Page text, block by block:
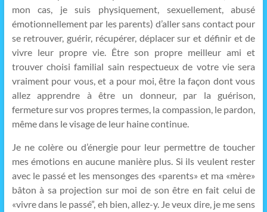
mon cas, je suis physiquement, sexuellement, abusé
émotionnellement par les parents) d’aller sans contact pour
se retrouver, guérir, récupérer, déplacer sur et définir et de
vivre leur propre vie. Être son propre meilleur ami et
trouver choisi familial sain respectueux de votre vie sera
vraiment pour vous, et a pour moi, être la façon dont vous
allez apprendre à être un donneur, par la guérison,
fermeture sur vos propres termes, la compassion, le pardon,
même dans le visage de leur haine continue.
Je ne colère ou d’énergie pour leur permettre de toucher
mes émotions en aucune manière plus. Si ils veulent rester
avec le passé et les mensonges des «parents» et ma «mère»
bâton à sa projection sur moi de son être en fait celui de
«vivre dans le passé”, eh bien, allez-y. Je veux dire, je me sens